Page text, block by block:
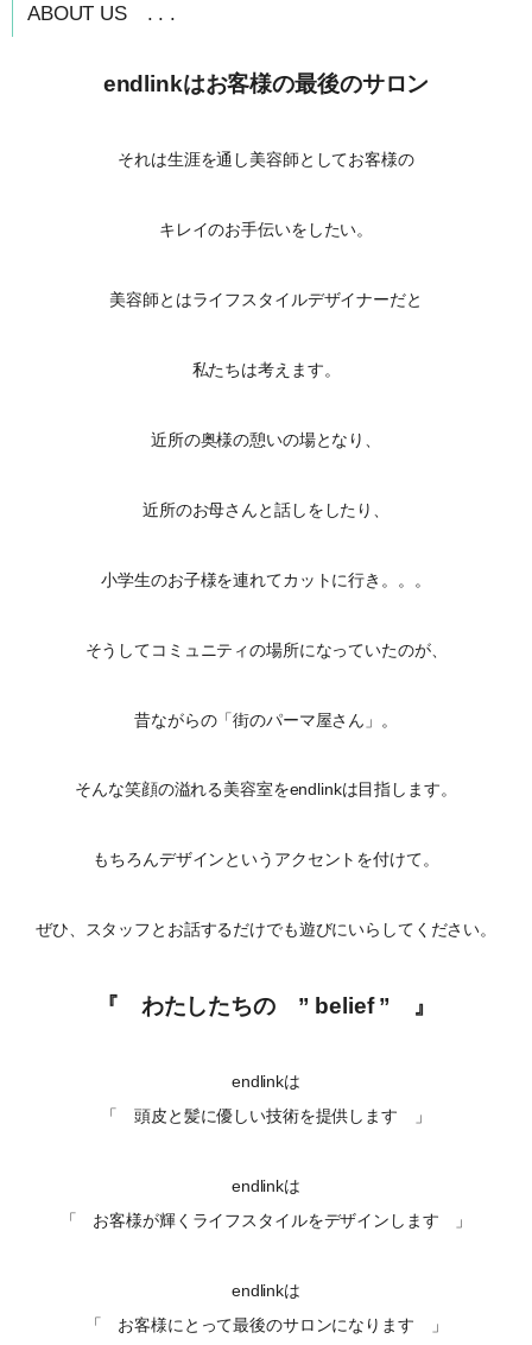
ABOUT US . . .
endlinkはお客様の最後のサロン
それは生涯を通し美容師としてお客様の
キレイのお手伝いをしたい。
美容師とはライフスタイルデザイナーだと
私たちは考えます。
近所の奥様の憩いの場となり、
近所のお母さんと話しをしたり、
小学生のお子様を連れてカットに行き。。。
そうしてコミュニティの場所になっていたのが、
昔ながらの「街のパーマ屋さん」。
そんな笑顔の溢れる美容室をendlinkは目指します。
もちろんデザインというアクセントを付けて。
ぜひ、スタッフとお話するだけでも遊びにいらしてください。
『 わたしたちの ” belief ” 』
endlinkは
「 頭皮と髪に優しい技術を提供します 」
endlinkは
「 お客様が輝くライフスタイルをデザインします 」
endlinkは
「 お客様にとって最後のサロンになります 」